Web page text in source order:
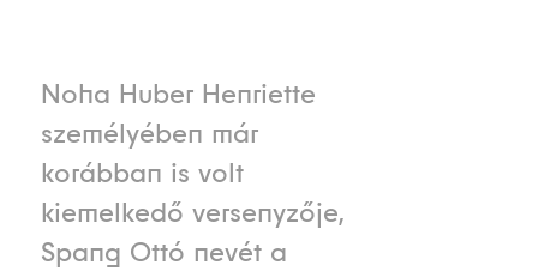
Noha Huber Henriette
személyében már
korábban is volt
kiemelkedő versenyzője,
Spang Ottó nevét a